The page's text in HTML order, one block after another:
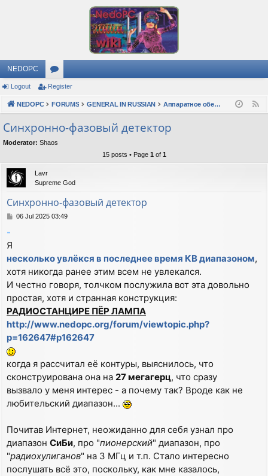
NEDOPC
or
u
s
Logout Register
NEDOPC FORUMS GENERAL IN RUSSIAN Аппаратное обеспечение
Синхронно-фазовый детектор
Moderator: Shaos
15 posts • Page 1 of 1
Lavr
Supreme God
Синхронно-фазовый детектор
P06 Jul 2025 03:49
-
Я
несколько увлёкся в последнее время КВ диапазоном,
хотя никогда ранее этим всем не увлекался.
И честно говоря, толчком послужила вот эта довольно
простая, хотя и странная конструкция:
РАДИОСТАНЦИРЕ ПЁР ЛАМПА
http://www.nedopc.org/forum/viewtopic.php?
p=162647#p162647
когда я рассчитал её контуры, выяснилось, что
сконструирована она на 27 мегагерц, что сразу
вызвало у меня интерес - а почему так? Вроде как не
любительский диапазон...
Почитав Интернет, неожиданно для себя узнал про
диапазон СиБи, про "пионерский" диапазон, про
"радиохулиганов" на 3 МГц и т.п. Стало интересно
послушать всё это, поскольку, как мне казалось,